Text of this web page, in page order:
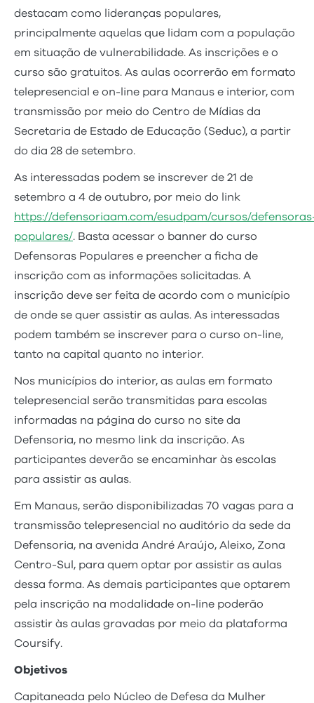
destacam como lideranças populares,
principalmente aquelas que lidam com a população
em situação de vulnerabilidade. As inscrições e o
curso são gratuitos. As aulas ocorrerão em formato
telepresencial e on-line para Manaus e interior, com
transmissão por meio do Centro de Mídias da
Secretaria de Estado de Educação (Seduc), a partir
do dia 28 de setembro.
As interessadas podem se inscrever de 21 de
setembro a 4 de outubro, por meio do link
https://defensoriaam.com/esudpam/cursos/
populares/. Basta acessar o banner do curso
Defensoras Populares e preencher a ficha de
inscrição com as informações solicitadas. A
inscrição deve ser feita de acordo com o município
de onde se quer assistir as aulas. As interessadas
podem também se inscrever para o curso on-line,
tanto na capital quanto no interior.
Nos municípios do interior, as aulas em formato
telepresencial serão transmitidas para escolas
informadas na página do curso no site da
Defensoria, no mesmo link da inscrição. As
participantes deverão se encaminhar às escolas
para assistir as aulas.
Em Manaus, serão disponibilizadas 70 vagas para a
transmissão telepresencial no auditório da sede da
Defensoria, na avenida André Araújo, Aleixo, Zona
Centro-Sul, para quem optar por assistir as aulas
dessa forma. As demais participantes que optarem
pela inscrição na modalidade on-line poderão
assistir às aulas gravadas por meio da plataforma
Coursify.
Objetivos
Capitaneada pelo Núcleo de Defesa da Mulher